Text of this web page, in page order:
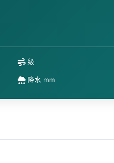
级
降水 mm